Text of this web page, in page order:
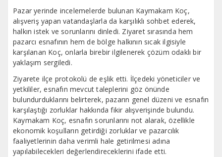
Pazar yerinde incelemelerde bulunan Kaymakam Koç,
alışveriş yapan vatandaşlarla da karşılıklı sohbet ederek,
halkın istek ve sorunlarını dinledi. Ziyaret sırasında hem
pazarcı esnafının hem de bölge halkının sıcak ilgisiyle
karşılanan Koç, onlarla birebir ilgilenerek çözüm odaklı bir
yaklaşım sergiledi.
Ziyarete ilçe protokolü de eşlik etti. İlçedeki yöneticiler ve
yetkililer, esnafın mevcut taleplerini göz önünde
bulundurduklarını belirterek, pazarın genel düzeni ve esnafın
karşılaştığı zorluklar hakkında fikir alışverişinde bulundu.
Kaymakam Koç, esnafın sorunlarını not alarak, özellikle
ekonomik koşulların getirdiği zorluklar ve pazarcılık
faaliyetlerinin daha verimli hale getirilmesi adına
yapılabilecekleri değerlendireceklerini ifade etti.